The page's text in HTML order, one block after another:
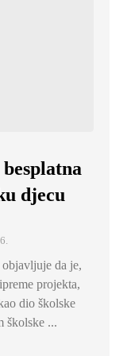
djecu
da je,
projekta,
dio školske
školske ...